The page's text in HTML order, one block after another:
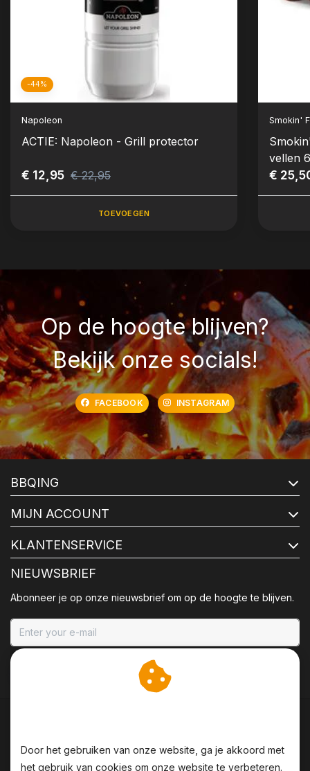
-44%
Napoleon
ACTIE: Napoleon - Grill protector
€ 12,95 € 22,95
TOEVOEGEN
Smokin'
vellen
€
Op de hoogte blijven?
Bekijk onze socials!
FACEBOOK INSTAGRAM
BBQING
MIJN ACCOUNT
KLANTENSERVICE
NIEUWSBRIEF
Abonneer je op onze nieuwsbrief om op de hoogte te blijven.
Door het gebruiken van onze website, ga je akkoord met
het gebruik van cookies om onze website te verbeteren.